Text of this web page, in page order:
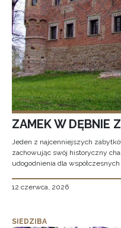
ZAMEK W DĘBNIE
Jeden z najcenniejszych
zachowując swój historyczny
udogodnienia dla
12 czerwca, 2026
SIEDZIBA